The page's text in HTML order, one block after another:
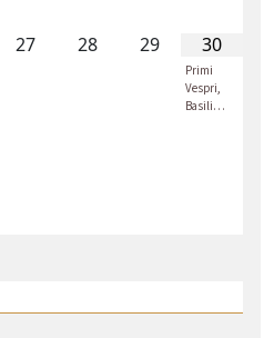
27 28 29 30
Primi
Vespri,
Basili…